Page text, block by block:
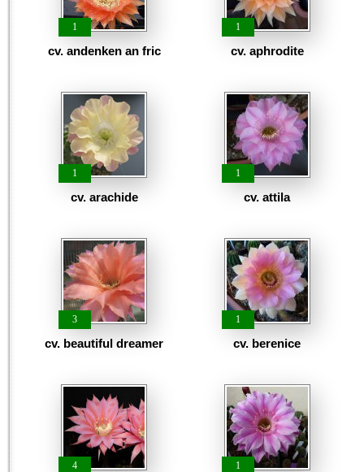
1
cv. andenken an fric
1
cv. aphrodite
1
cv. arachide
1
cv. attila
3
cv. beautiful dreamer
1
cv. berenice
4 1